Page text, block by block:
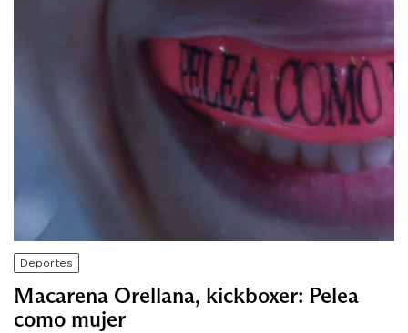
Deportes
Macarena Orellana, kickboxer: Pelea
como mujer